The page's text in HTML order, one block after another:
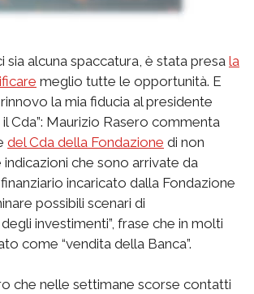
sia alcuna spaccatura, è stata presa la
meglio tutte le opportunità. E
la mia fiducia al presidente
Cda”: Maurizio Rasero commenta
del Cda della Fondazione di non
che sono arrivate da
finanziario incaricato dalla Fondazione
possibili scenari di
investimenti”, frase che in molti
come “vendita della Banca”.
che nelle settimane scorse contatti